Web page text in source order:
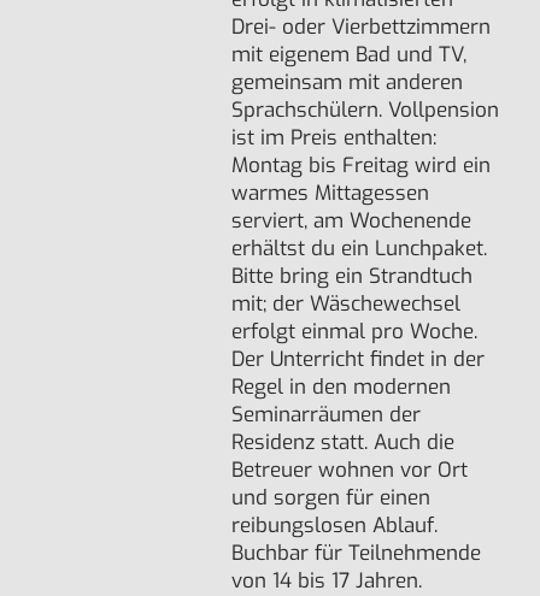
Drei- oder Vierbettzimmern
mit eigenem Bad und TV,
gemeinsam mit anderen
Sprachschülern. Vollpension
ist im Preis enthalten:
Montag bis Freitag wird ein
warmes Mittagessen
serviert, am Wochenende
erhältst du ein Lunchpaket.
Bitte bring ein Strandtuch
mit; der Wäschewechsel
erfolgt einmal pro Woche.
Der Unterricht findet in der
Regel in den modernen
Seminarräumen der
Residenz statt. Auch die
Betreuer wohnen vor Ort
und sorgen für einen
reibungslosen Ablauf.
Buchbar für Teilnehmende
von 14 bis 17 Jahren.